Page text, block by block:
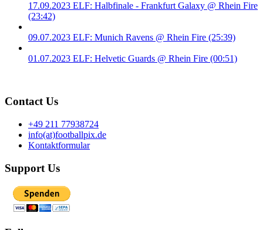
17.09.2023 ELF: Halbfinale - Frankfurt Galaxy @ Rhein Fire
(23:42)
09.07.2023 ELF: Munich Ravens @ Rhein Fire (25:39)
01.07.2023 ELF: Helvetic Guards @ Rhein Fire (00:51)
Contact Us
+49 211 77938724
info(at)footballpix.de
Kontaktformular
Support Us